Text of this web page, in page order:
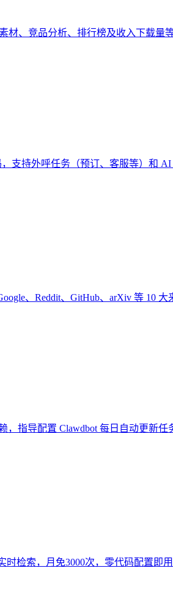
材、竞品分析、排行榜及收入下载量
支持外呼任务（预订、客服等）和
、Reddit、GitHub、arXiv 等 10 大
指导配置 Clawdbot 每日自动更新任
时检索，月免3000次，零代码配置即用